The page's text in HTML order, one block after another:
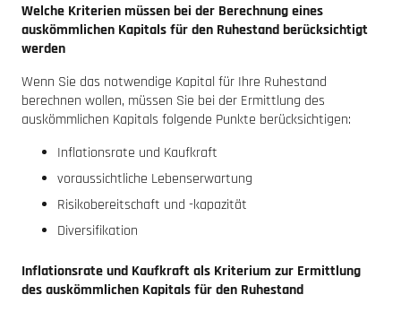
Welche Kriterien müssen bei der Berechnung eines
auskömmlichen Kapitals für den Ruhestand berücksichtigt
werden
Wenn Sie das notwendige Kapital für Ihre Ruhestand
berechnen wollen, müssen Sie bei der Ermittlung des
auskömmlichen Kapitals folgende Punkte berücksichtigen:
Inflationsrate und Kaufkraft
voraussichtliche Lebenserwartung
Risikobereitschaft und -kapazität
Diversifikation
Inflationsrate und Kaufkraft als Kriterium zur Ermittlung
des auskömmlichen Kapitals für den Ruhestand